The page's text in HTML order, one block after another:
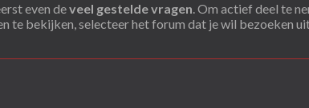
even deveel gestelde vragen. Om actief deel te
te bekijken, selecteer het forum dat je wil bezoeken